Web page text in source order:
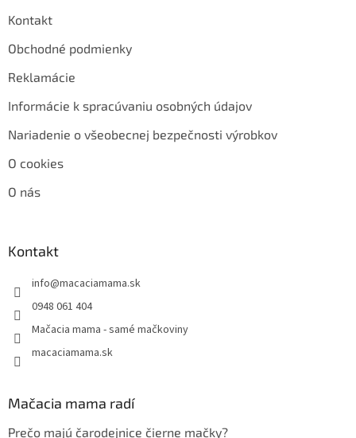
Kontakt
Obchodné podmienky
Reklamácie
Informácie k spracúvaniu osobných údajov
Nariadenie o všeobecnej bezpečnosti výrobkov
O cookies
O nás
Kontakt
info@macaciamama.sk
0948 061 404
Mačacia mama - samé mačkoviny
macaciamama.sk
Mačacia mama radí
Prečo majú čarodejnice čierne mačky?